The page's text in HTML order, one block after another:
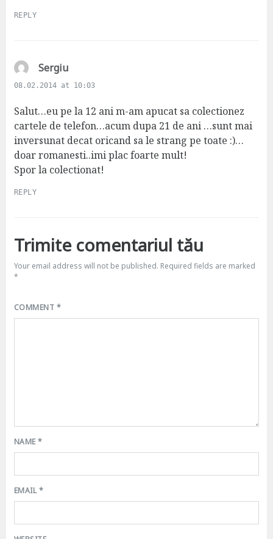
REPLY
Sergius
a
s
:
08.02.2014 at 10:03
Salut…eu pe la 12 ani m-am apucat sa colectionez
cartele de telefon…acum dupa 21 de ani …sunt mai
inversunat decat oricand sa le strang pe toate :)…
doar romanesti..imi plac foarte mult!
Spor la colectionat!
REPLY
Trimite comentariul tău
Your email address will not be published. Required fields are marked
*
COMMENT *
NAME*
EMAIL*